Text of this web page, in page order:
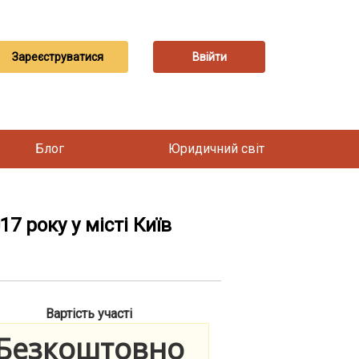
Зареєструватися Ввійти
Блог Юридичний світ
року у місті Київ
Вартість участі